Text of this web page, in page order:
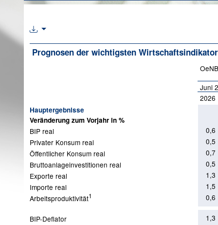
Prognosen der wichtigsten
OeNB
Juni
2026
Hauptergebnisse
Veränderung zum Vorjahr in %
BIP real
0,6
Privater Konsum real
0,5
Öffentlicher Konsum real
0,7
Bruttoanlageinvestitionen real
0,5
Exporte real
1,3
Importe real
1,5
Arbeitsproduktivität1 0,6
BIP-Deflator
1,3